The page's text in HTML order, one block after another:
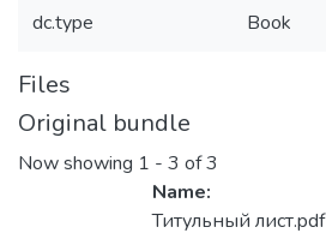
dc.type Book
Files
Original bundle
Now showing 1 - 3 of 3
Name:
Титульный лист.pdf